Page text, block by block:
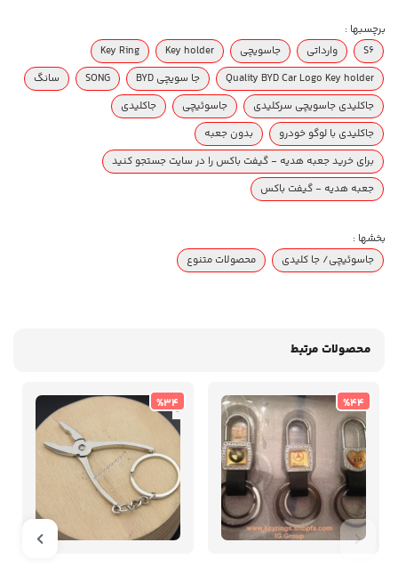
برچسبها :
S6
وارداتی جاسویچی Key holder
Key Ring
Quality BYD Car Logo Key holder
جا سویچی BYD SONG
سانگ
جاکلیدی جاسویچی سرکلیدی
جاسوئیچی
جاکلیدی
جاکلیدی با لوگو خودرو
بدون جعبه
برای خرید جعبه هدیه - گیفت باکس را در سایت جستجو کنید
جعبه هدیه - گیفت باکس
بخشها :
جاسوئیچی/ جا کلیدی
محصولات متنوع
محصولات مرتبط
%44
%34